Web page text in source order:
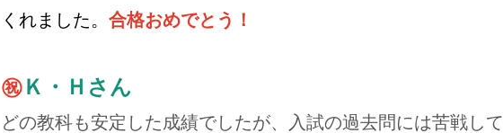
くれました。 合格おめでとう！
㊗Ｋ・Ｈさん
どの教科も安定した成績でしたが、入試の過去問には苦戦し